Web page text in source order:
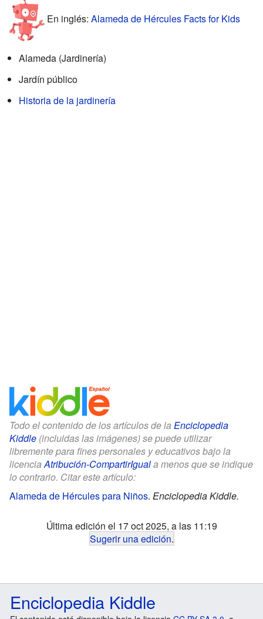
En inglés: Alameda de Hércules Facts for Kids
Alameda (Jardinería)
Jardín público
Historia de la jardinería
Todo el contenido de los artículos de la Enciclopedia
Kiddle (incluidas las imágenes) se puede utilizar
libremente para fines personales y educativos bajo la
licenciaAtribución-CompartirIguala menos que se indique
lo contrario. Citar este artículo:
Alameda de Hércules para Niños. Enciclopedia Kiddle.
Última edición el 17 oct 2025, a las 11:19
Sugerir una edición.
Enciclopedia Kiddle